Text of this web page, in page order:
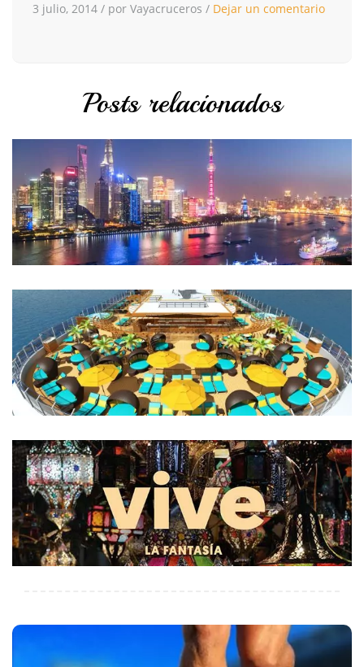
3 julio, 2014 / por Vayacruceros / Dejar un comentario
Posts relacionados